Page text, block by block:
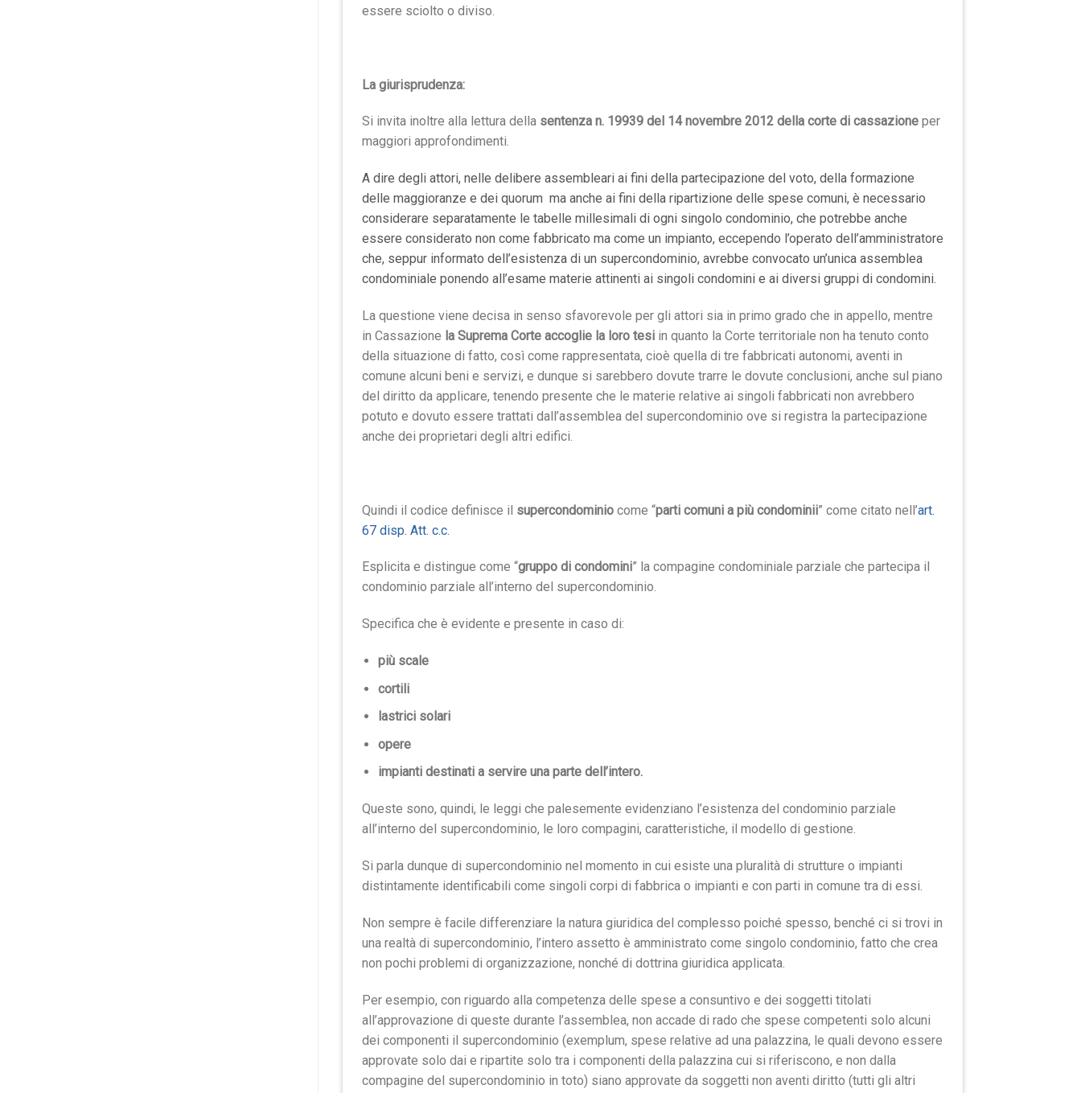
essere sciolto o diviso.
La giurisprudenza:
Si invita inoltre alla lettura dellasentenza n. 19939 del 14 novembre 2012 della corte di cassazioneper
maggiori approfondimenti.
A dire degli attori, nelle delibere assembleari ai fini della partecipazione del voto, della formazione
delle maggioranze e dei quorum ma anche ai fini della ripartizione delle spese comuni, è necessario
considerare separatamente le tabelle millesimali di ogni singolo condominio, che potrebbe anche
essere considerato non come fabbricato ma come un impianto, eccependo l’operato dell’amministratore
che, seppur informato dell’esistenza di un supercondominio, avrebbe convocato un’unica assemblea
condominiale ponendo all’esame materie attinenti ai singoli condomini e ai diversi gruppi di condomini.
La questione viene decisa in senso sfavorevole per gli attori sia in primo grado che in appello, mentre
in Cassazione la Suprema Corte accoglie la loro tesiin quanto la Corte territoriale non ha tenuto conto
della situazione di fatto, così come rappresentata, cioè quella di tre fabbricati autonomi, aventi in
comune alcuni beni e servizi, e dunque si sarebbero dovute trarre le dovute conclusioni, anche sul piano
del diritto da applicare, tenendo presente che le materie relative ai singoli fabbricati non avrebbero
potuto e dovuto essere trattati dall’assemblea del supercondominio ove si registra la partecipazione
anche dei proprietari degli altri edifici.
Quindi il codice definisce il supercondominiocome “parti comuni a più condominii” come citato nell’art.
67 disp. Att. c.c.
Esplicita e distingue come “gruppo di condomini” la compagine condominiale parziale che partecipa il
condominio parziale all’interno del supercondominio.
Specifica che è evidente e presente in caso di:
più scale
cortili
lastrici solari
opere
impianti destinati a servire una parte dell’intero.
Queste sono, quindi, le leggi che palesemente evidenziano l’esistenza del condominio parziale
all’interno del supercondominio, le loro compagini, caratteristiche, il modello di gestione.
Si parla dunque di supercondominio nel momento in cui esiste una pluralità di strutture o impianti
distintamente identificabili come singoli corpi di fabbrica o impianti e con parti in comune tra di essi.
Non sempre è facile differenziare la natura giuridica del complesso poiché spesso, benché ci si trovi in
una realtà di supercondominio, l’intero assetto è amministrato come singolo condominio, fatto che crea
non pochi problemi di organizzazione, nonché di dottrina giuridica applicata.
Per esempio, con riguardo alla competenza delle spese a consuntivo e dei soggetti titolati
all’approvazione di queste durante l’assemblea, non accade di rado che spese competenti solo alcuni
dei componenti il supercondominio (exemplum, spese relative ad una palazzina, le quali devono essere
approvate solo dai e ripartite solo tra i componenti della palazzina cui si riferiscono, e non dalla
compagine del supercondominio in toto) siano approvate da soggetti non aventi diritto (tutti gli altri